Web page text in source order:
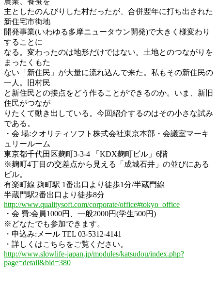
主としたのんびりした村だったが、合併翌年に打ち出された
新住宅市街地
開発事業(いわゆる多摩ニュータウン開発)で大きく様変わり
することに
なる。変わったのは地形だけではない。土地とのつながりを
まったくもた
ない「新住民」が大量に流れ込んで来た。私もその新住民の
一人。旧村民
と新住民との接点をどう作ることができるのか。いま、新旧
住民がつなが
りたくて動き出している。今回紹介するのはその小さな試み
である。
・会 場:クオリティソフト株式会社東京本部・会議室マーキ
ュリールーム
東京都千代田区麹町3-3-4 「KDX麹町ビル」6階
※麹町4丁目の交差点から見える「成城石井」の並びにある
ビル。
有楽町線 麹町駅 1番出口より徒歩1分/半蔵門線
半蔵門駅2番出口より徒歩8分
http://www.qualitysoft.com/corporate/office#tokyo_office
・会 費:会員1000円、一般2000円(学生500円)
※どなたでも参加できます。
・申込み:メール TEL 03-5312-4141
・詳しくはこちらをご覧ください。
http://www.slowlife-japan.jp/modules/katsudou/index.php?
page=detail&bid=380